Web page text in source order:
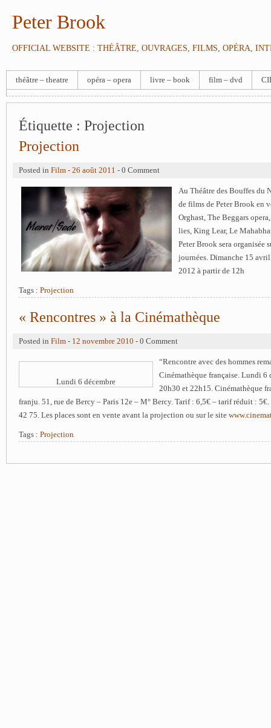
Peter Brook
OFFICIAL WEBSITE : THÉÂTRE, OUVRAGES, FILMS, OPÉRA,
théâtre – theatre opéra – opera livre – book film – dvd
Étiquette : Projection
Projection
Posted in Film - 26 août 2011 - 0 Comment
Au Théâtre des Bouffes du
de films de Peter Brook en
Orghast, The Beggars
lies, King Lear, Le
Peter Brook sera organisée
journées. Dimanche 15
2012 à partir de 12h
Tags : Projection
« Rencontres » à la Cinémathèque
Posted in Film - 12 novembre 2010 - 0 Comment
Lundi 6 décembre
“Rencontre avec des hommes
Cinémathèque française. Lundi 6
20h30 et 22h15. Cinémathèque
franju. 51, rue de Bercy – Paris 12e – M° Bercy. Tarif : 6,5€ – tarif réduit :
42 75. Les places sont en vente avant la projection ou sur le site
Tags : Projection